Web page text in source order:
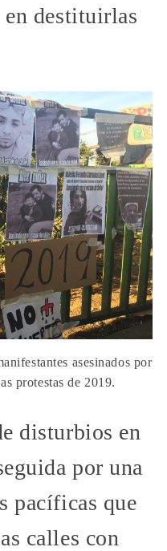
en destituirlas
asesinados por
protestas de 2019.
disturbios en
por una
pacíficas que
calles con